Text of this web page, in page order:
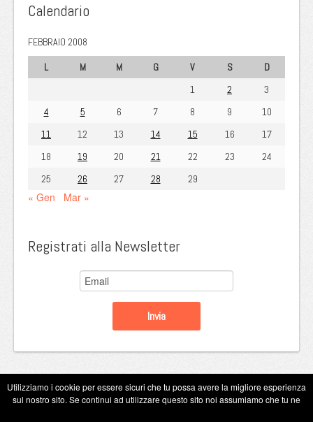
Calendario
FEBBRAIO 2008
L
M M G V S
D
1
2
3
4
5 6 7 8 9
10
11
12 13 14 15 16
17
18
19 20 21 22 23
24
25
26 27 28 29
« Gen Mar »
Registrati alla Newsletter
Copyright Eugenio Guarini 2026
Utilizziamo i cookie per essere sicuri che tu possa avere la migliore esperienza
sul nostro sito. Se continui ad utilizzare questo sito noi assumiamo che tu ne